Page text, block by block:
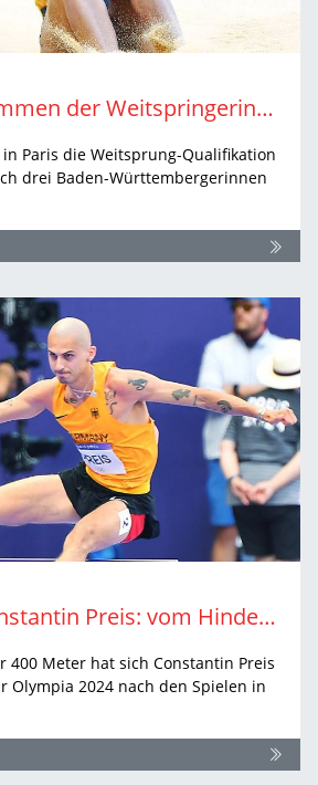
Olympia | Stimmen der Weitspringerinnen
Paris die Weitsprung-Qualifikation
drei Baden-Württembergerinnen
Olympia | Constantin Preis: vom Hindernisse überspringen und dem Landen danach
400 Meter hat sich Constantin Preis
Olympia 2024 nach den Spielen in